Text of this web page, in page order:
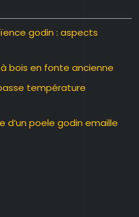
godin : aspects
bois en fonte ancienne
température
d’un poele godin emaille